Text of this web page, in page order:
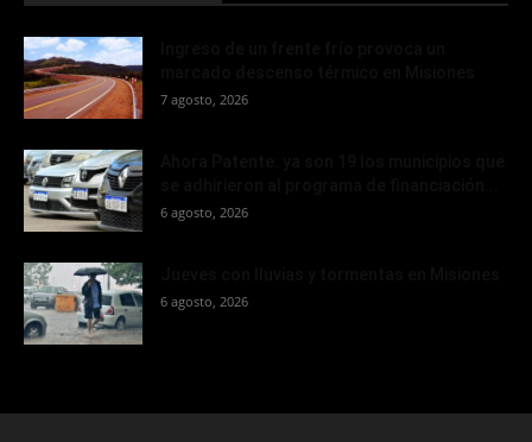
7 agosto, 2026
6 agosto, 2026
6 agosto, 2026